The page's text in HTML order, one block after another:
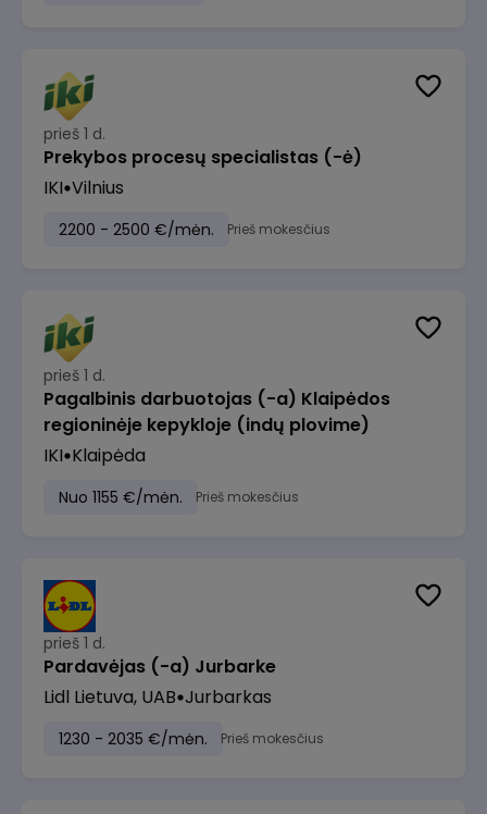
prieš 1 d.
Prekybos procesų specialistas (-ė)
IKI Vilnius
2200 - 2500 €/mėn. Prieš mokesčius
prieš 1 d.
Pagalbinis darbuotojas (-a) Klaipėdos
regioninėje kepykloje (indų plovime)
IKI Klaipėda
Nuo 1155 €/mėn. Prieš mokesčius
prieš 1 d.
Pardavėjas (-a) Jurbarke
Lidl Lietuva, UAB Jurbarkas
1230 - 2035 €/mėn. Prieš mokesčius